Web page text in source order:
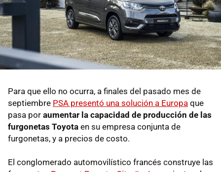
Para que ello no ocurra, a finales del pasado mes de
septiembre PSA presentó una solución a Europa que
pasa por aumentar la capacidad de producción de las
furgonetas Toyota en su empresa conjunta de
furgonetas, y a precios de costo.
El conglomerado automovilístico francés construye las